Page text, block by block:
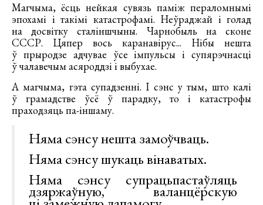
Магчыма, ёсць нейкая сувязь паміж пераломнымі
эпохамі і такімі катастрофамі. Неўраджай і голад
на досвітку сталіншчыны. Чарнобыль на сконе
СССР. Цяпер вось каранавірус... Нібы нешта
ў прыродзе адчувае ўсе імпульсы і супярэчнасці
ў чалавечым асяроддзі і выбухае.
А магчыма, гэта супадзенні. І сэнс у тым, што калі
ў грамадстве ўсё ў парадку, то і катастрофы
праходзяць па-іншаму.
Няма сэнсу нешта замоўчваць.
Няма сэнсу шукаць вінаватых.
Няма сэнсу супрацьпастаўляць
дзяржаўную, валанцёрскую